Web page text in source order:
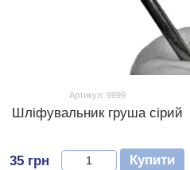
Артикул: 9999
Шліфувальник груша сірий
35 грн Купити